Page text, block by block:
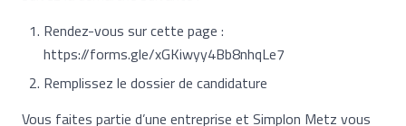
Rendez-vous sur cette page :
https://forms.gle/xGKiwyy4Bb8nhqLe7
Remplissez le dossier de candidature
Vous faites partie d’une entreprise et Simplon Metz vous